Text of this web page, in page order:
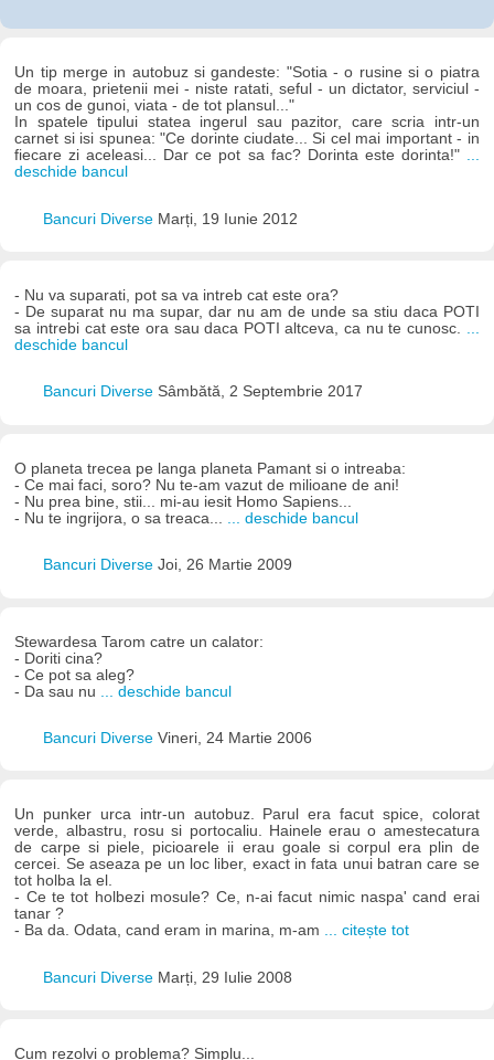
Un tip merge in autobuz si gandeste: "Sotia - o rusine si o piatra
de moara, prietenii mei - niste ratati, seful - un dictator, serviciul -
un cos de gunoi, viata - de tot plansul..."
In spatele tipului statea ingerul sau pazitor, care scria intr-un
carnet si isi spunea: "Ce dorinte ciudate... Si cel mai important - in
fiecare zi aceleasi... Dar ce pot sa fac? Dorinta este dorinta!" ...
deschide bancul
Bancuri Diverse Marți, 19 Iunie 2012
- Nu va suparati, pot sa va intreb cat este ora?
- De suparat nu ma supar, dar nu am de unde sa stiu daca POTI
sa intrebi cat este ora sau daca POTI altceva, ca nu te cunosc. ...
deschide bancul
Bancuri Diverse Sâmbătă, 2 Septembrie 2017
O planeta trecea pe langa planeta Pamant si o intreaba:
- Ce mai faci, soro? Nu te-am vazut de milioane de ani!
- Nu prea bine, stii... mi-au iesit Homo Sapiens...
- Nu te ingrijora, o sa treaca...
... deschide bancul
Bancuri Diverse Joi, 26 Martie 2009
Stewardesa Tarom catre un calator:
- Doriti cina?
- Ce pot sa aleg?
- Da sau nu
... deschide bancul
Bancuri Diverse Vineri, 24 Martie 2006
Un punker urca intr-un autobuz. Parul era facut spice, colorat
verde, albastru, rosu si portocaliu. Hainele erau o amestecatura
de carpe si piele, picioarele ii erau goale si corpul era plin de
cercei. Se aseaza pe un loc liber, exact in fata unui batran care se
tot holba la el.
- Ce te tot holbezi mosule? Ce, n-ai facut nimic naspa' cand erai
tanar ?
- Ba da. Odata, cand eram in marina, m-am ... citește tot
Bancuri Diverse Marți, 29 Iulie 2008
Cum rezolvi o problema? Simplu...